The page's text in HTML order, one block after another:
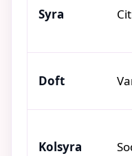
Syra
Doft
Kolsyra